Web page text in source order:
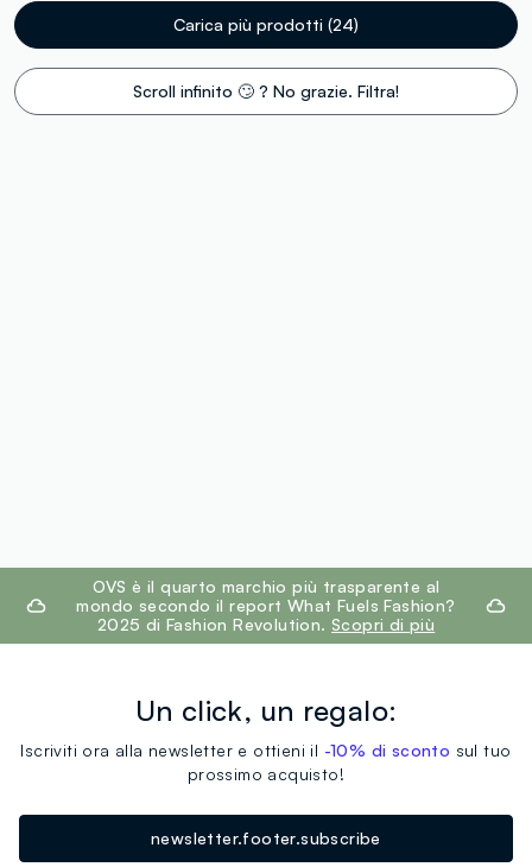
Carica più prodotti (24)
Scroll infinito 🙄 ? No grazie. Filtra!
footer.ariatitleOVS è il quarto marchio più trasparente al
mondo secondo il report What Fuels Fashion?
2025 di Fashion Revolution. Scopri di più
Un click, un regalo:
Iscriviti ora alla newsletter e ottieni il -10% di sconto sul tuo
prossimo acquisto!
newsletter.footer.subscribe